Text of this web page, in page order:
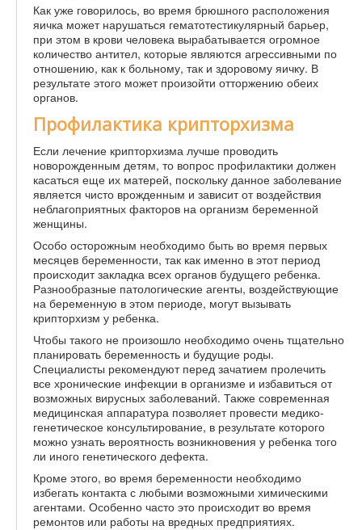
Как уже говорилось, во время брюшного расположения
яичка может нарушаться гематотестикулярный барьер,
при этом в крови человека вырабатывается огромное
количество антител, которые являются агрессивными по
отношению, как к больному, так и здоровому яичку. В
результате этого может произойти отторжению обеих
органов.
Профилактика крипторхизма
Если лечение крипторхизма лучше проводить
новорожденным детям, то вопрос профилактики должен
касаться еще их матерей, поскольку данное заболевание
является чисто врожденным и зависит от воздействия
неблагоприятных факторов на организм беременной
женщины.
Особо осторожным необходимо быть во время первых
месяцев беременности, так как именно в этот период
происходит закладка всех органов будущего ребенка.
Разнообразные патологические агенты, воздействующие
на беременную в этом периоде, могут вызывать
крипторхизм у ребенка.
Чтобы такого не произошло необходимо очень тщательно
планировать беременность и будущие роды.
Специалисты рекомендуют перед зачатием пролечить
все хронические инфекции в организме и избавиться от
возможных вирусных заболеваний. Также современная
медицинская аппаратура позволяет провести медико-
генетическое консультирование, в результате которого
можно узнать вероятность возникновения у ребенка того
ли иного генетического дефекта.
Кроме этого, во время беременности необходимо
избегать контакта с любыми возможными химическими
агентами. Особенно часто это происходит во время
ремонтов или работы на вредных предприятиях.